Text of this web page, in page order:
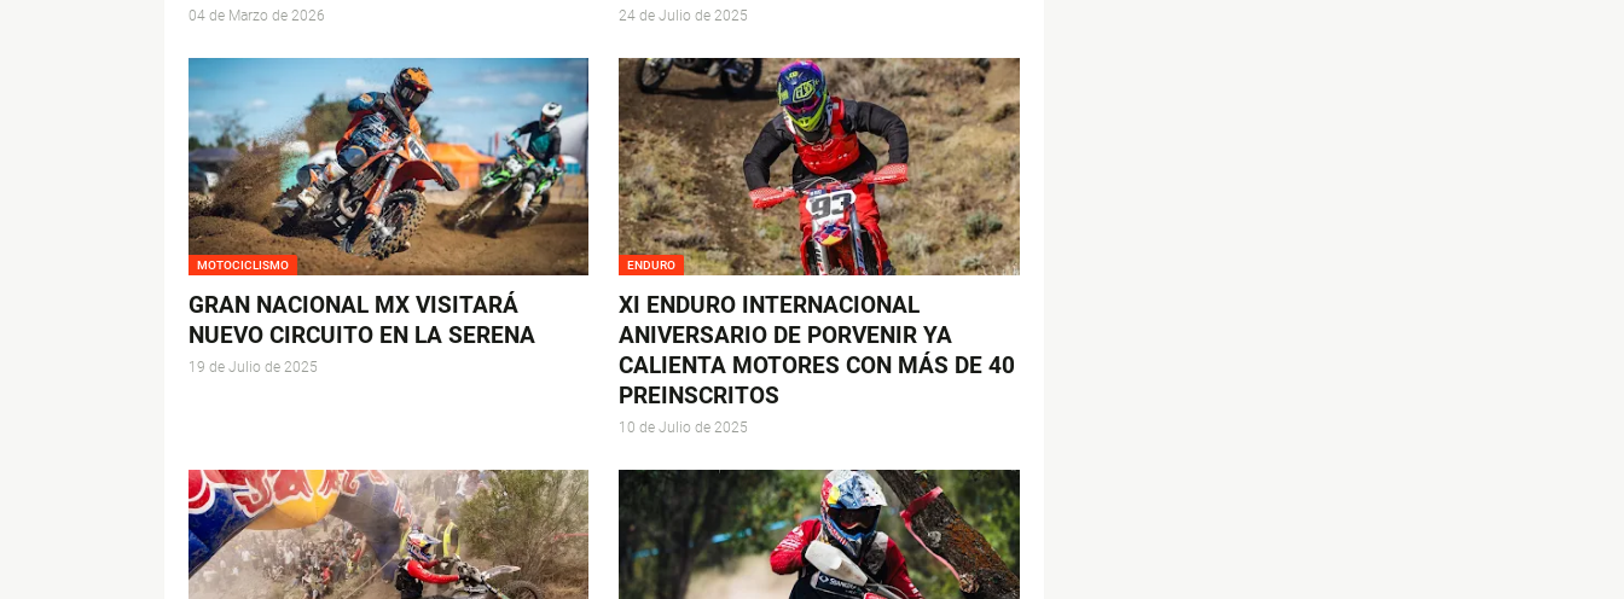
04 de Marzo de 2026 24 de Julio de 2025
MOTOCICLISMO
GRAN NACIONAL MX VISITARÁ
NUEVO CIRCUITO EN LA SERENA
19 de Julio de 2025
ENDURO
XI ENDURO INTERNACIONAL
ANIVERSARIO DE PORVENIR YA
CALIENTA MOTORES CON MÁS DE 40
PREINSCRITOS
10 de Julio de 2025